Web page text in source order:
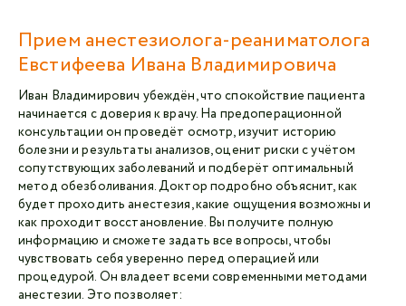
Прием анестезиолога-реаниматолога
Евстифеева Ивана Владимировича
Иван Владимирович убеждён, что спокойствие пациента
начинается с доверия к врачу. На предоперационной
консультации он проведёт осмотр, изучит историю
болезни и результаты анализов, оценит риски с учётом
сопутствующих заболеваний и подберёт оптимальный
метод обезболивания. Доктор подробно объяснит, как
будет проходить анестезия, какие ощущения возможны и
как проходит восстановление. Вы получите полную
информацию и сможете задать все вопросы, чтобы
чувствовать себя уверенно перед операцией или
процедурой. Он владеет всеми современными методами
анестезии. Это позволяет: